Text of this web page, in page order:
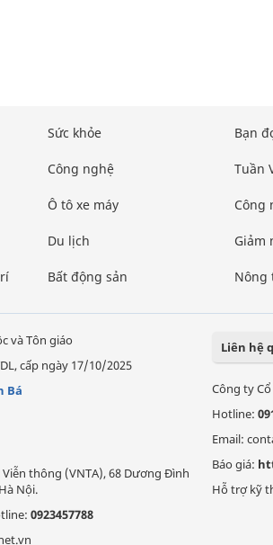
Sức khỏe
Công nghệ
Ô tô xe máy
Du lịch
Bất động sản
Bạn
Tuần
Công
Giảm
Nông
và Tôn giáo
cấp ngày 17/10/2025
Bá
Viễn thông (VNTA), 68 Dương Đình
Nội.
0923457788
Liên hệ
Công ty
Hotline:
Email:
Báo giá:
Hỗ trợ kỹ